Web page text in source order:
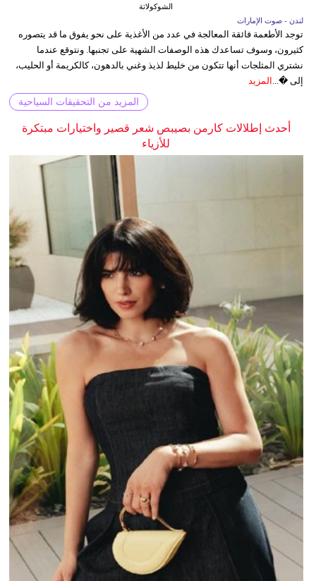
الشوكولاتة
لندن - صوت الإمارات
توجد الأطعمة فائقة المعالجة في عدد من الأغذية على نحو يفوق ما قد يتصوره
كثيرون، وسوف تساعدك هذه الوصفات الشهية على تجنبها. ونتوقع عندما
نشتري المثلجات أنها تتكون من خليط لذيذ وغني بالدهون، كالكريمة أو الحليب،
إلى �... المزيد
المزيد من التحقيقات السياحية
أحدث إطلالات كارمن بصيبص شعر قصير واختيارات مبتكرة
للأزياء